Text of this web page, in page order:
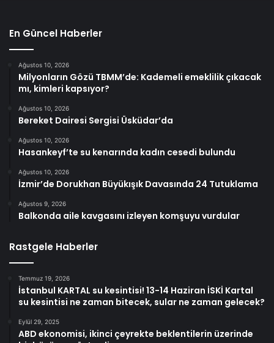
En Güncel Haberler
Ağustos 10, 2026
Milyonların Gözü TBMM’de: Kademeli emeklilik çıkacak
mı, kimleri kapsıyor?
Ağustos 10, 2026
Bereket Dairesi Sergisi Üsküdar’da
Ağustos 10, 2026
Hasankeyf’te su kenarında kadın cesedi bulundu
Ağustos 10, 2026
İzmir’de Dorukhan Büyükışık Davasında 24 Tutuklama
Ağustos 9, 2026
Balkonda aile kavgasını izleyen komşuyu vurdular
Rastgele Haberler
Temmuz 19, 2026
İstanbul KARTAL su kesintisi! 13-14 Haziran İSKİ Kartal
su kesintisi ne zaman bitecek, sular ne zaman gelecek?
Eylül 29, 2025
ABD ekonomisi, ikinci çeyrekte beklentilerin üzerinde